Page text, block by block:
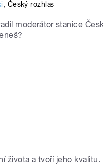
, Český rozhlas
moderátor stanice
života a tvoří jeho kvalitu.